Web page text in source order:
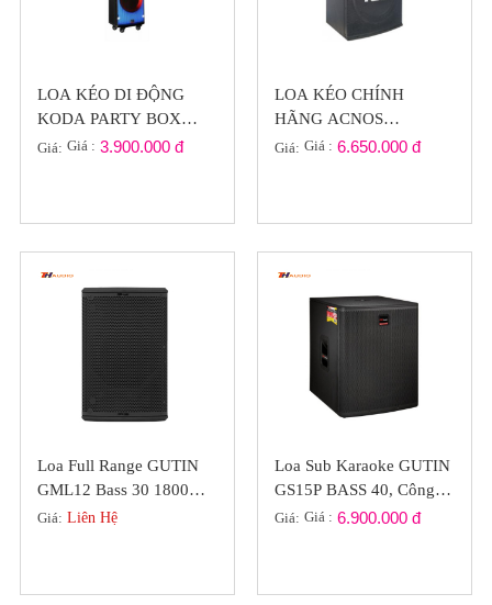
LOA KÉO DI ĐỘNG
KODA PARTY BOX
2120 LED ĐỔI MÀU
Giá: Giá : 3.900.000 đ
LOA KÉO CHÍNH
HÃNG ACNOS
BEATBOX KB43 ( VUI
Giá: Giá : 6.650.000 đ
Loa Full Range GUTIN
GML12 Bass 30 1800W,
Đồng Bộ Bass Trep
Giá: Liên Hệ
Loa Sub Karaoke GUTIN
GS15P BASS 40, Công
Suất 900W Chính Hãng
Giá: Giá : 6.900.000 đ